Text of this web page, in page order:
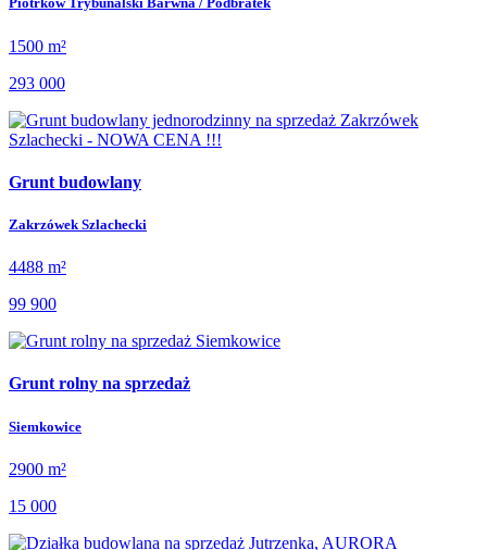
1500 m²
293 000
Grunt budowlany
Zakrzówek Szlachecki
4488 m²
99 900
Grunt rolny na sprzedaż
Siemkowice
2900 m²
15 000